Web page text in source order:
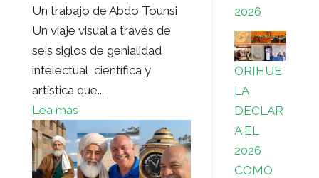
Un trabajo de Abdo Tounsi
Un viaje visual a través de
seis siglos de genialidad
intelectual, científica y
artística que...
Lea más
2026
ORIHUE
LA
DECLAR
A EL
2026
COMO